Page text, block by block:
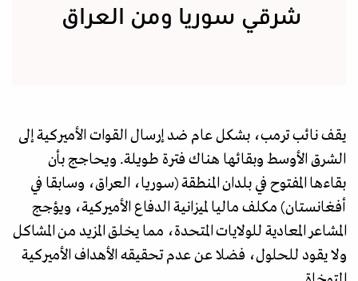
شرقي سوريا ومن العراق
يقف نائب ترمب، بشكل عام ضد إرسال القوات الأميركية إلى
الشرق الأوسط وبقائها هناك فترة طويلة. ويحاجج بأن
بقاءها المفتوح في بلدان المنطقة (سوريا، العراق، وسابقا في
أفغانستان) مكلف ماليا لميزانية الدفاع الأميركية، ويؤجج
المشاعر المعادية للولايات المتحدة، مما يخلق المزيد من المشاكل
ولا يقود للحلول، فضلا عن عدم تحقيقه الأهداف الأميركية